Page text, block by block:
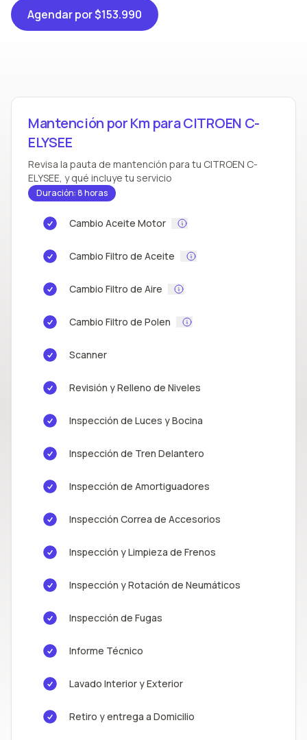
Agendarpor $153.990
Mantención por Km para CITROEN C-
ELYSEE
Revisa la pauta de mantención para tu CITROEN C-
ELYSEE, y qué incluye tu servicio
Duración: 8 horas
Cambio Aceite Motor
Cambio Filtro de Aceite
Cambio Filtro de Aire
Cambio Filtro de Polen
Scanner
Revisión y Relleno de Niveles
Inspección de Luces y Bocina
Inspección de Tren Delantero
Inspección de Amortiguadores
Inspección Correa de Accesorios
Inspección y Limpieza de Frenos
Inspección y Rotación de Neumáticos
Inspección de Fugas
Informe Técnico
Lavado Interior y Exterior
Retiro y entrega a Domicilio